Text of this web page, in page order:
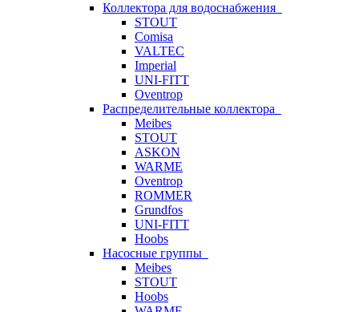
Коллектора для водоснабжения
STOUT
Comisa
VALTEC
Imperial
UNI-FITT
Oventrop
Распределительные коллектора
Meibes
STOUT
ASKON
WARME
Oventrop
ROMMER
Grundfos
UNI-FITT
Hoobs
Насосные группы
Meibes
STOUT
Hoobs